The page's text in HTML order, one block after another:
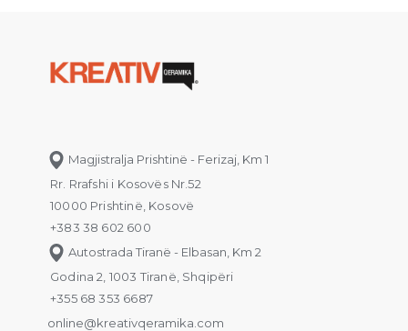
Magjistralja Prishtinë - Ferizaj, Km 1
Rr. Rrafshi i Kosovës Nr.52
10000 Prishtinë, Kosovë
+383 38 602 600
Autostrada Tiranë - Elbasan, Km 2
Godina 2, 1003 Tiranë, Shqipëri
+355 68 353 6687
online@kreativqeramika.com